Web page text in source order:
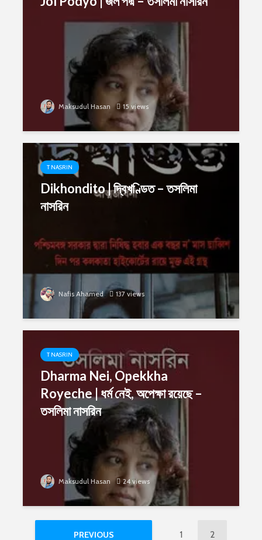
Maksudul Hasan 15 views
T NASRIN
Dikhondito | দ্বিখণ্ডিত – তসলিমা
নাসরিন
Nafis Ahamed 137 views
T NASRIN
Dharma Nei, Opekkha
Royeche | ধর্ম নেই, অপেক্ষা রয়েছে –
তসলিমা নাসরিন
Maksudul Hasan 24 views
PREVIOUS 1 2